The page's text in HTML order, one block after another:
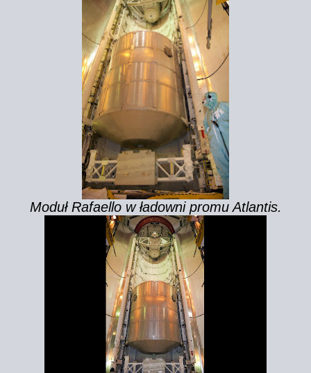
Moduł Rafaello w ładowni promu Atlantis.